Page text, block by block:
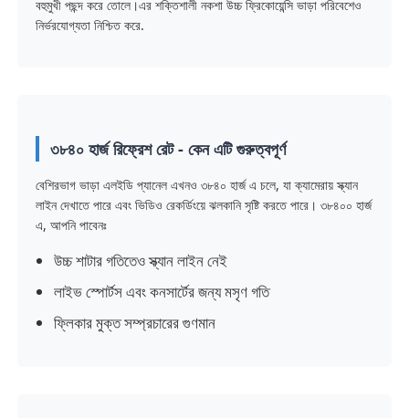
ভিডিও
আমাদের সম্পর্কে
বহুমুখী পছন্দ করে তোলে।এর শক্তিশালী নকশা উচ্চ ফ্রিকোয়েন্সি ভাড়া পরিবেশেও
নির্ভরযোগ্যতা নিশ্চিত করে.
৩৮৪০ হার্জ রিফ্রেশ রেট - কেন এটি গুরুত্বপূর্ণ
বেশিরভাগ ভাড়া এলইডি প্যানেল এখনও ৩৮৪০ হার্জ এ চলে, যা ক্যামেরায় স্ক্যান
লাইন দেখাতে পারে এবং ভিডিও রেকর্ডিংয়ে ঝলকানি সৃষ্টি করতে পারে। ৩৮৪০০ হার্জ
এ, আপনি পাবেনঃ
উচ্চ শাটার গতিতেও স্ক্যান লাইন নেই
লাইভ স্পোর্টস এবং কনসার্টের জন্য মসৃণ গতি
ফ্লিকার মুক্ত সম্প্রচারের গুণমান